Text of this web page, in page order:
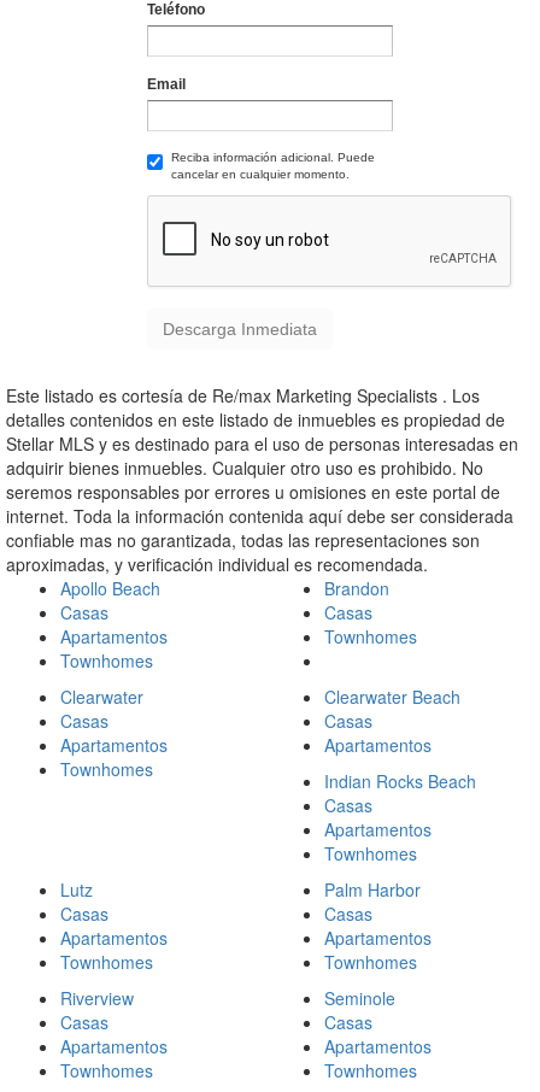
Teléfono
Email
Reciba información adicional. Puede
cancelar en cualquier momento.
Descarga Inmediata
Este listado es cortesía de Re/max Marketing Specialists . Los
detalles contenidos en este listado de inmuebles es propiedad de
Stellar MLS y es destinado para el uso de personas interesadas en
adquirir bienes inmuebles. Cualquier otro uso es prohibido. No
seremos responsables por errores u omisiones en este portal de
internet. Toda la información contenida aquí debe ser considerada
confiable mas no garantizada, todas las representaciones son
aproximadas, y verificación individual es recomendada.
Apollo Beach
Casas
Apartamentos
Townhomes
Brandon
Casas
Townhomes
Clearwater
Casas
Apartamentos
Townhomes
Clearwater Beach
Casas
Apartamentos
Indian Rocks Beach
Casas
Apartamentos
Townhomes
Lutz
Casas
Apartamentos
Townhomes
Palm Harbor
Casas
Apartamentos
Townhomes
Riverview
Casas
Apartamentos
Townhomes
Seminole
Casas
Apartamentos
Townhomes